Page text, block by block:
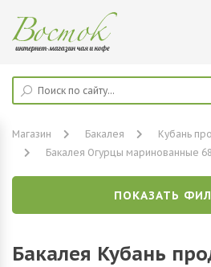
Магазин Бакалея Кубань
Бакалея Огурцы маринованные
ПОКАЗАТЬ
Бакалея Кубань